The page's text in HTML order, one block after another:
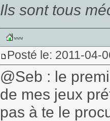
Ils sont tous
Posté le: 2011-04-
@Seb : le
de mes jeux
pas à te le